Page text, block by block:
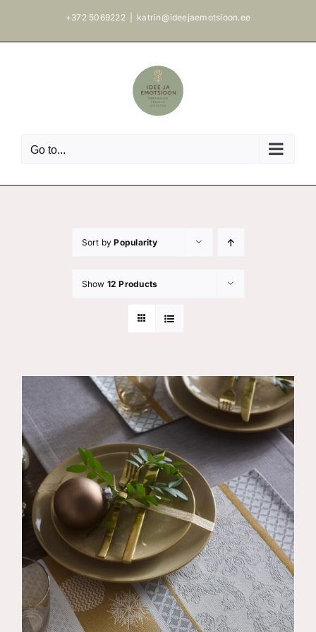
content
+372 5069222 katrin@ideejaemotsioon.ee
Go to...
Sort byPopularity
Show 12 Products